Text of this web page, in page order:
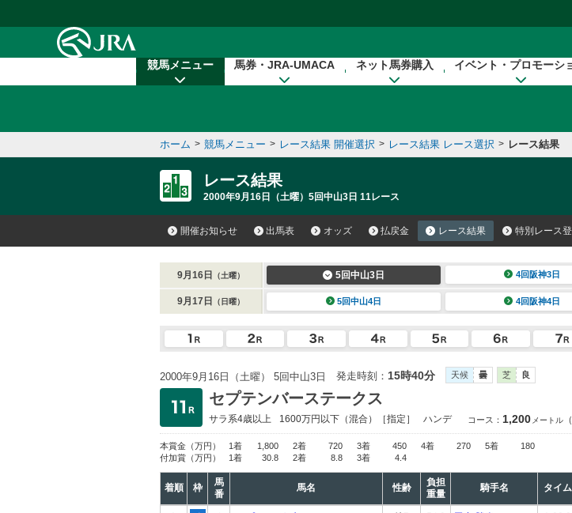
競馬メニュー 馬券・JRA-UMACA ネット馬券購入 イベント・プロモーシ
ホーム > 競馬メニュー > レース結果 開催選択 > レース結果 レース選択 > レース結果
レース結果
2000年9月16日（土曜）5回中山3日 11レース
開催お知らせ 出馬表 オッズ 払戻金 レース結果 特別レース
9月16日 （土曜） 5回中山3日 4回阪神3日
9月17日 （日曜） 5回中山4日 4回阪神4日
2000年9月16日（土曜） 5回中山3日 発走時刻： 15時40分 天候 曇 芝 良
セプテンバーステークス
サラ系4歳以上 1600万円以下 （混合）［指定］ ハンデ コース： 1,200 メートル
本賞金 （万円） 1着 1,800 2着 720 3着 450 4着 270 5着
180
付加賞 （万円） 1着 30.8 2着 8.8 3着 4.4
着順 枠
馬
番
馬名 性齢
負担
重量
騎手名 タイム